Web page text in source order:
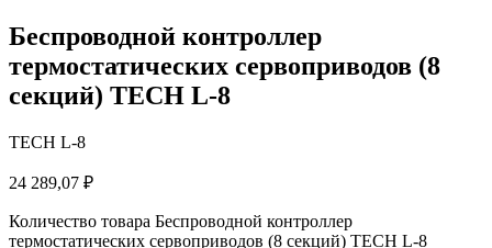
Беспроводной контроллер
термостатических сервоприводов (8
секций) TECH L-8
TECH L-8
24 289,07 ₽
Количество товара Беспроводной контроллер
термостатических сервоприводов (8 секций) TECH L-8